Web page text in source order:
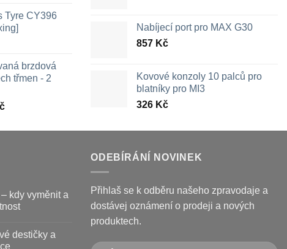
Tyre CY396
brzdová
třmen - 2
Rozpětí
326 Kč
Nabíjecí port pro MAX G30
857 Kč
Kovové konzoly 10 palců pro
blatníky pro MI3
326 Kč
kdy vyměnit a
destičky a
ODEBÍRÁNÍ NOVINEK
Přihlaš se k odběru našeho zpravodaje a
dostávej oznámení o prodeji a nových
produktech.